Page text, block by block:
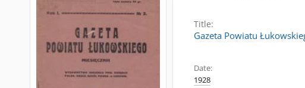
Title:
Gazeta Powiatu
Date:
1928